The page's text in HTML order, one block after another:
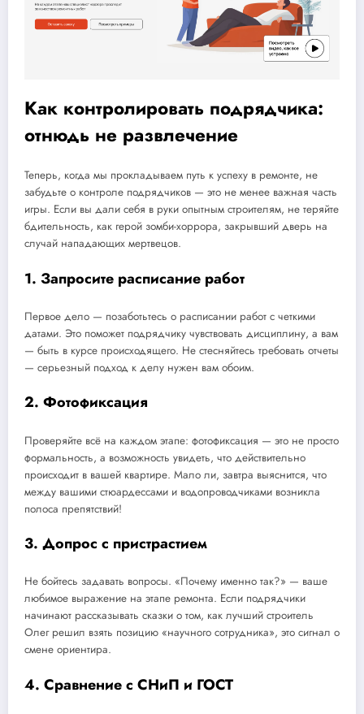
Как контролировать подрядчика:
отнюдь не развлечение
Теперь, когда мы прокладываем путь к успеху в ремонте, не
забудьте о контроле подрядчиков — это не менее важная часть
игры. Если вы дали себя в руки опытным строителям, не теряйте
бдительность, как герой зомби-хоррора, закрывший дверь на
случай нападающих мертвецов.
1. Запросите расписание работ
Первое дело — позаботьтесь о расписании работ с четкими
датами. Это поможет подрядчику чувствовать дисциплину, а вам
— быть в курсе происходящего. Не стесняйтесь требовать отчеты
— серьезный подход к делу нужен вам обоим.
2. Фотофиксация
Проверяйте всё на каждом этапе: фотофиксация — это не просто
формальность, а возможность увидеть, что действительно
происходит в вашей квартире. Мало ли, завтра выяснится, что
между вашими стюардессами и водопроводчиками возникла
полоса препятствий!
3. Допрос с пристрастием
Не бойтесь задавать вопросы. «Почему именно так?» — ваше
любимое выражение на этапе ремонта. Если подрядчики
начинают рассказывать сказки о том, как лучший строитель
Олег решил взять позицию «научного сотрудника», это сигнал о
смене ориентира.
4. Сравнение с СНиП и ГОСТ